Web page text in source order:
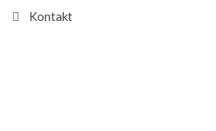
Kontakt